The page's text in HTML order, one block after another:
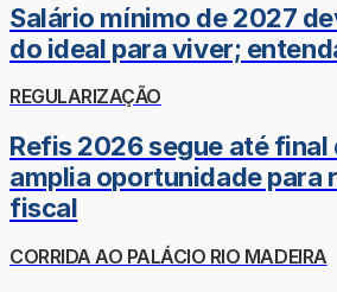
Salário mínimo de 2027
do ideal para viver;
REGULARIZAÇÃO
Refis 2026 segue até final
amplia oportunidade para
fiscal
CORRIDA AO PALÁCIO RIO MADEIRA